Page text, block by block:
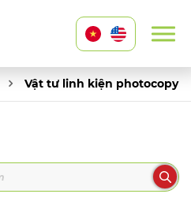
Vật tư linh kiện photocopy